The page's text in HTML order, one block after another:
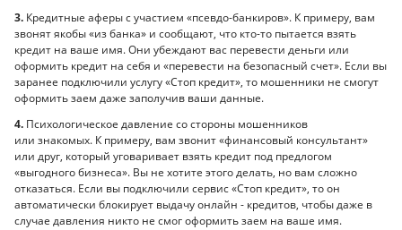
3. Кредитные аферы с участием «псевдо-банкиров». К примеру, вам
звонят якобы «из банка» и сообщают, что кто-то пытается взять
кредит на ваше имя. Они убеждают вас перевести деньги или
оформить кредит на себя и «перевести на безопасный счет». Если вы
заранее подключили услугу «Стоп кредит», то мошенники не смогут
оформить заем даже заполучив ваши данные.
4. Психологическое давление со стороны мошенников
или знакомых. К примеру, вам звонит «финансовый консультант»
или друг, который уговаривает взять кредит под предлогом
«выгодного бизнеса». Вы не хотите этого делать, но вам сложно
отказаться. Если вы подключили сервис «Стоп кредит», то он
автоматически блокирует выдачу онлайн - кредитов, чтобы даже в
случае давления никто не смог оформить заем на ваше имя.